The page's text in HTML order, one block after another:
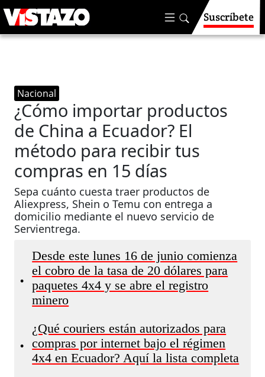
Suscríbete
Nacional
¿Cómo importar productos
de China a Ecuador? El
método para recibir tus
compras en 15 días
Sepa cuánto cuesta traer productos de
Aliexpress, Shein o Temu con entrega a
domicilio mediante el nuevo servicio de
Servientrega.
•
Desde este lunes 16 de junio comienza
el cobro de la tasa de 20 dólares para
paquetes 4x4 y se abre el registro
minero
•
¿Qué couriers están autorizados para
compras por internet bajo el régimen
4x4 en Ecuador? Aquí la lista completa